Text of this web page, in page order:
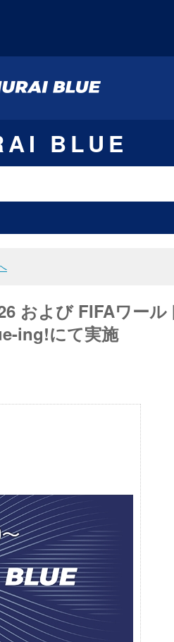
BLUE
および FIFAワール
ing!にて実施